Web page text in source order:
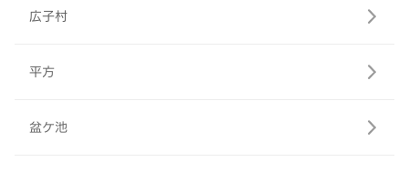
広子村
平方
盆ケ池